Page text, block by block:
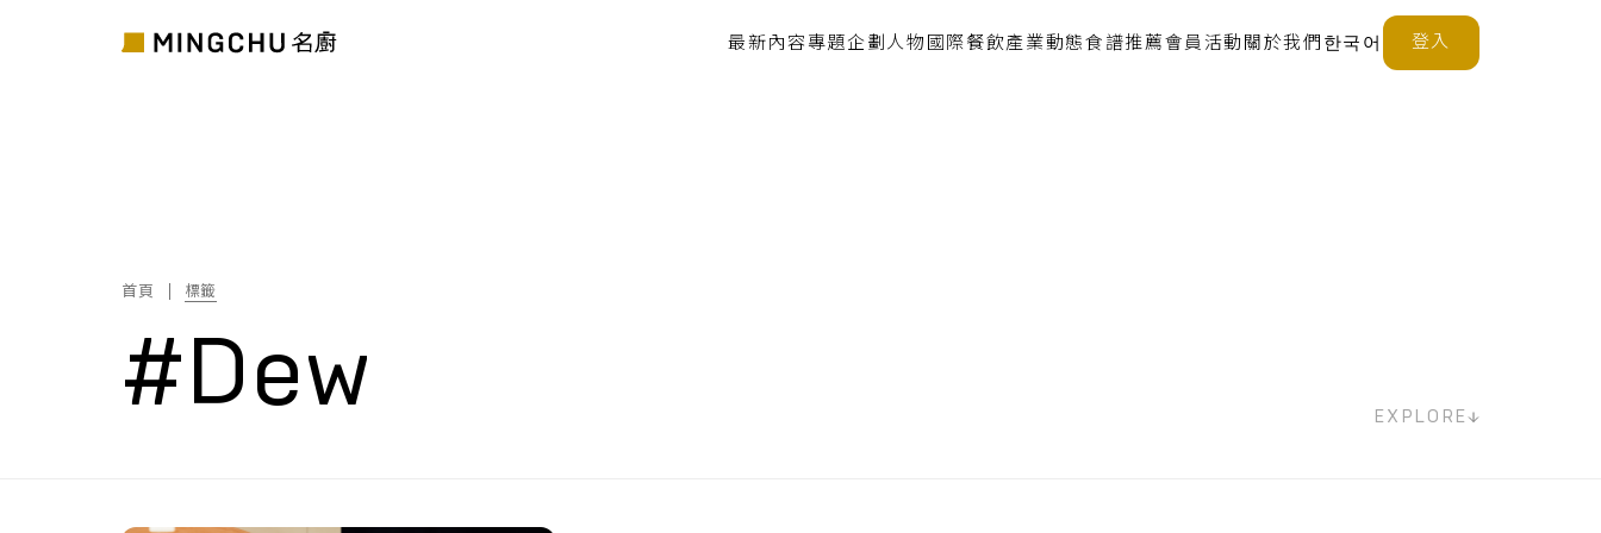
最新內容 專題企劃 人物 國際餐飲產業動態 食譜推薦 會員活動 關於我們 한국어 登入
首頁 標籤
#Dew EXPLORE